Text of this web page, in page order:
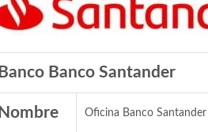
Banco Banco Santander
Nombre Oficina Banco